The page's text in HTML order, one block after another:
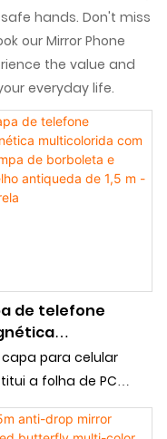
hands. Don't miss
our Mirror Phone
the value and
everyday life.
de telefone
com
de borboleta
m - amarela
capa para celular
a folha de PC
por uma folha de
de modo que a